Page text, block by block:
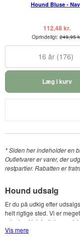
Hound Bluse -
112,48 kr.
Oprindeligt:249,95
16 år (176)
Læg i kurv
* Siden her indeholder en
Outletvarer er varer, der
restpartier. Rabatten er
Hound udsalg
Er du på udkig efter
helt rigtige sted. Vi er
udvalg af tøj, fodtøj, og
Vis mere